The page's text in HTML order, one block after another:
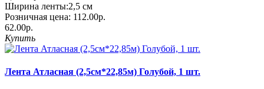
Ширина ленты:2,5 см
Розничная цена: 112.00р.
62.00р.
Купить
Лента Атласная (2,5см*22,85м) Голубой, 1 шт.